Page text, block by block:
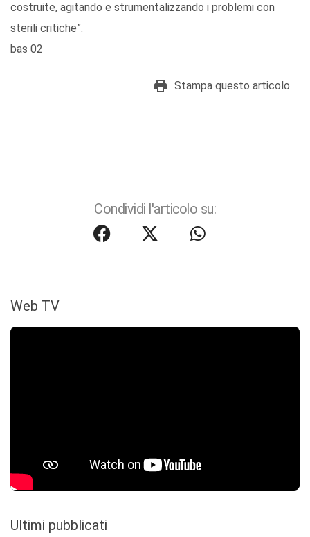
costruite, agitando e strumentalizzando i problemi con
sterili critiche”.
bas 02
Stampa questo articolo
Condividi l'articolo su:
Web TV
Ultimi pubblicati